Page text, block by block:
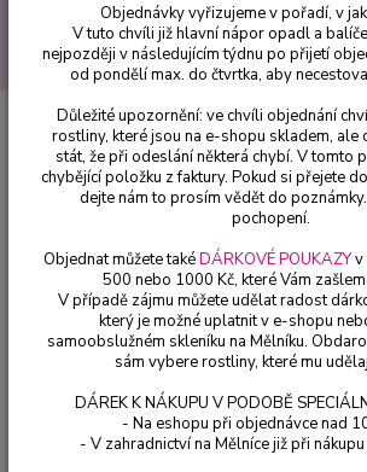
Africké kopřivy, Coleusy
Coleus, Africká
na prodejně
Coleus, Africká
Mosaic - cena na
Objednávky vyřizujeme v pořadí, v
V tuto chvíli již hlavní nápor opadl a
nejpozději v následujícím týdnu po přijetí
od pondělí max. do čtvrtka, aby
Důležité upozornění: ve chvíli objednání
rostliny, které jsou na e-shopu skladem, ale
stát, že při odeslání některá chybí. V tomto
chybějící položku z faktury. Pokud si přejete
dejte nám to prosím vědět do
pochopení.
Objednat můžete takéDÁRKOVÉ POUKAZYv
500 nebo 1000 Kč, které Vám
V případě zájmu můžete udělat radost
který je možné uplatnit v e-shopu
samoobslužném skleníku na Mělníku.
sám vybere rostliny, které mu
DÁREK K NÁKUPU V PODOBĚ
- Na eshopu při objednávce nad
- V zahradnictví na Mělníce již při